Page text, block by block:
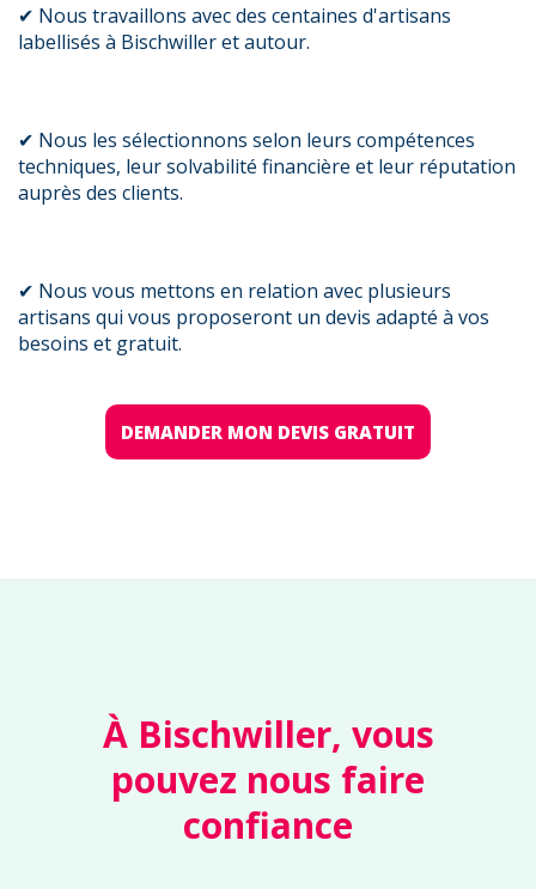
✔ Nous travaillons avec des centaines d'artisans
labellisés à Bischwiller et autour.
✔ Nous les sélectionnons selon leurs compétences
techniques, leur solvabilité financière et leur réputation
auprès des clients.
✔ Nous vous mettons en relation avec plusieurs
artisans qui vous proposeront un devis adapté à vos
besoins et gratuit.
DEMANDER MON DEVIS GRATUIT
À Bischwiller, vous
pouvez nous faire
confiance